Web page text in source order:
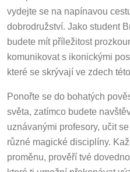
vydejte se na napínavou
dobrodružství. Jako student
budete mít příležitost
komunikovat s ikonickými
které se skrývají ve zdech
Ponořte se do bohatých
světa, zatímco budete
uznávanými profesory, učit
různé magické disciplíny.
proměnu, prověří tvé